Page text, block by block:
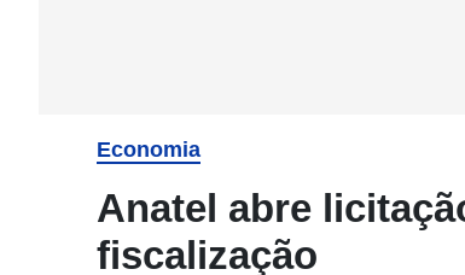
Economia
Anatel abre
fiscalização